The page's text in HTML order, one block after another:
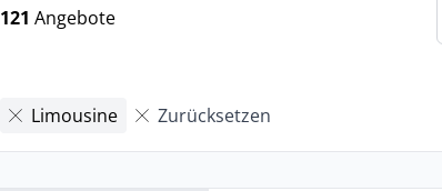
121 Angebote
Limousine Zurücksetzen